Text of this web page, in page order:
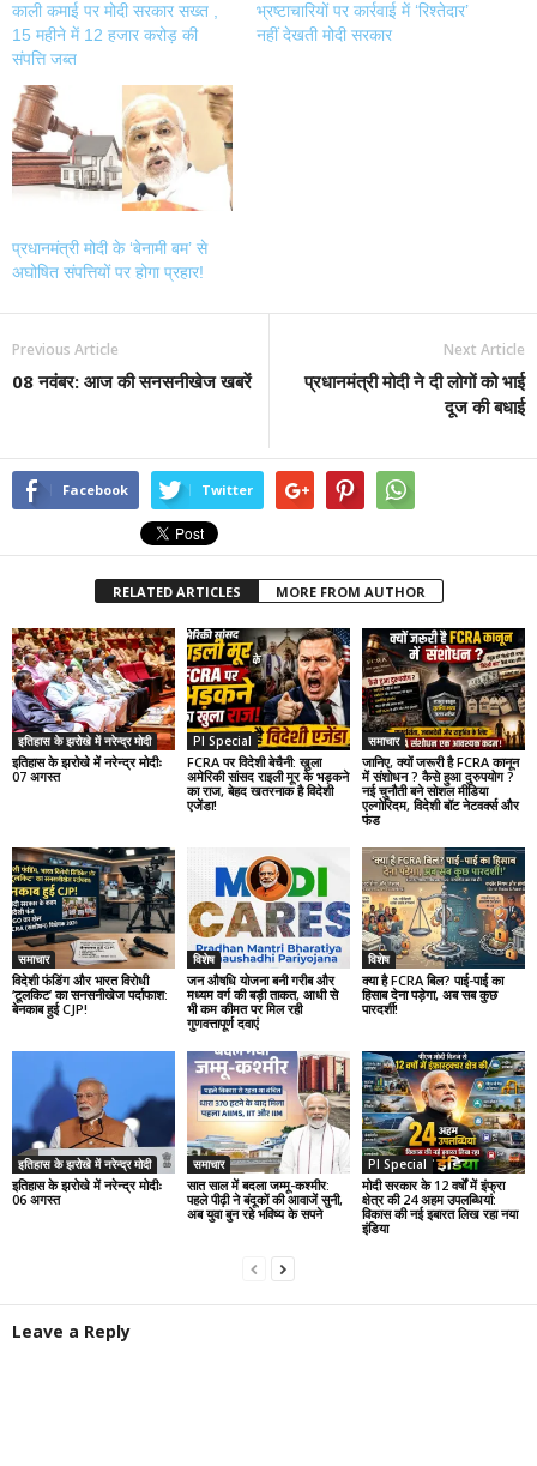
काली कमाई पर मोदी सरकार सख्त ,
15 महीने में 12 हजार करोड़ की
संपत्ति जब्त
भ्रष्टाचारियों पर कार्रवाई में ‘रिश्तेदार’
नहीं देखती मोदी सरकार
प्रधानमंत्री मोदी के ‘बेनामी बम’ से
अघोषित संपत्तियों पर होगा प्रहार!
Previous Article
08 नवंबर: आज की सनसनीखेज खबरें
Next Article
प्रधानमंत्री मोदी ने दी लोगों को भाई
दूज की बधाई
Facebook Twitter
RELATED ARTICLES MORE FROM AUTHOR
इतिहास के झरोखे में नरेन्द्र मोदी
इतिहास के झरोखे में नरेन्द्र मोदीः
07 अगस्त
PI Special
FCRA पर विदेशी बेचैनी: खुला
अमेरिकी सांसद राइली मूर के भड़कने
का राज, बेहद खतरनाक है विदेशी
एजेंडा!
समाचार
जानिए, क्यों जरूरी है FCRA कानून
में संशोधन ? कैसे हुआ दुरुपयोग ?
नई चुनौती बने सोशल मीडिया
एल्गोरिदम, विदेशी बॉट नेटवर्क्स और
फंड
समाचार
विदेशी फंडिंग और भारत विरोधी
‘टूलकिट’ का सनसनीखेज पर्दाफाश:
बेनकाब हुई CJP!
विशेष
जन औषधि योजना बनी गरीब और
मध्यम वर्ग की बड़ी ताकत, आधी से
भी कम कीमत पर मिल रही
गुणवत्तापूर्ण दवाएं
विशेष
क्या है FCRA बिल? पाई-पाई का
हिसाब देना पड़ेगा, अब सब कुछ
पारदर्शी!
इतिहास के झरोखे में नरेन्द्र मोदी
इतिहास के झरोखे में नरेन्द्र मोदीः
06 अगस्त
समाचार
सात साल में बदला जम्मू-कश्मीर:
पहले पीढ़ी ने बंदूकों की आवाजें सुनी,
अब युवा बुन रहे भविष्य के सपने
PI Special
मोदी सरकार के 12 वर्षों में इंफ्रा
क्षेत्र की 24 अहम उपलब्धियां:
विकास की नई इबारत लिख रहा नया
इंडिया
Leave a Reply